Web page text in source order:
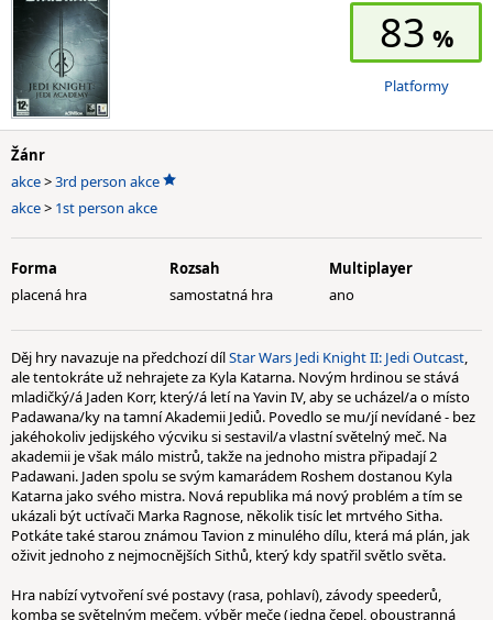
83
Platformy
Žánr
akce>3rd person akce
akce> 1st person akce
Forma
placená hra
Rozsah
samostatná hra
Multiplayer
ano
Děj hry navazuje na předchozí dílStar Wars Jedi Knight II: Jedi Outcast,
ale tentokráte už nehrajete za Kyla Katarna. Novým hrdinou se stává
mladičký/á Jaden Korr, který/á letí na Yavin IV, aby se ucházel/a o místo
Padawana/ky na tamní Akademii Jediů. Povedlo se mu/jí nevídané - bez
jakéhokoliv jedijského výcviku si sestavil/a vlastní světelný meč. Na
akademii je však málo mistrů, takže na jednoho mistra připadají 2
Padawani. Jaden spolu se svým kamarádem Roshem dostanou Kyla
Katarna jako svého mistra. Nová republika má nový problém a tím se
ukázali být uctívači Marka Ragnose, několik tisíc let mrtvého Sitha.
Potkáte také starou známou Tavion z minulého dílu, která má plán, jak
oživit jednoho z nejmocnějších Sithů, který kdy spatřil světlo světa.
Hra nabízí vytvoření své postavy (rasa, pohlaví), závody speederů,
komba se světelným mečem, výběr meče (jedna čepel, oboustranná